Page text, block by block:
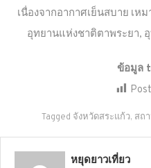
เนื่องจากอากาศเย็นสบาย เห
อุทยานแห่งชาติตาพระยา,
ข้อมูล
Tagged จังหวัดสระแก้ว, สถ
หยุดยาวเที่ยว